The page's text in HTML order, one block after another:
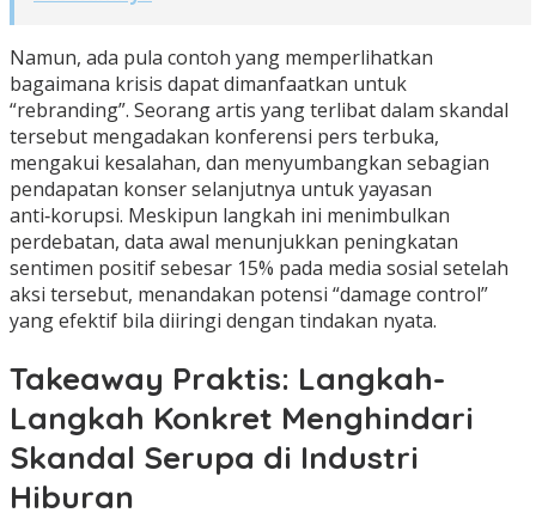
Namun, ada pula contoh yang memperlihatkan
bagaimana krisis dapat dimanfaatkan untuk
“rebranding”. Seorang artis yang terlibat dalam skandal
tersebut mengadakan konferensi pers terbuka,
mengakui kesalahan, dan menyumbangkan sebagian
pendapatan konser selanjutnya untuk yayasan
anti‑korupsi. Meskipun langkah ini menimbulkan
perdebatan, data awal menunjukkan peningkatan
sentimen positif sebesar 15% pada media sosial setelah
aksi tersebut, menandakan potensi “damage control”
yang efektif bila diiringi dengan tindakan nyata.
Takeaway Praktis: Langkah-
Langkah Konkret Menghindari
Skandal Serupa di Industri
Hiburan